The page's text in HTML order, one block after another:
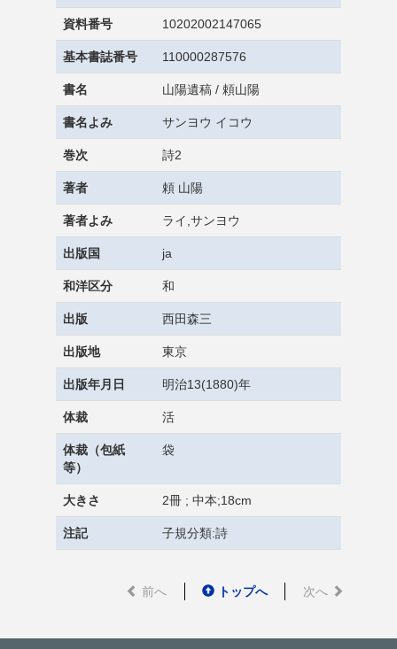
資料番号 10202002147065
基本書誌番号 110000287576
書名 山陽遺稿 / 頼山陽
書名よみ サンヨウ イコウ
巻次 詩2
著者 頼 山陽
著者よみ ライ,サンヨウ
出版国 ja
和洋区分 和
出版 西田森三
出版地 東京
出版年月日 明治13(1880)年
体裁 活
体裁（包紙
等）
袋
大きさ 2冊 ; 中本;18cm
注記 子規分類:詩
前へ トップへ 次へ